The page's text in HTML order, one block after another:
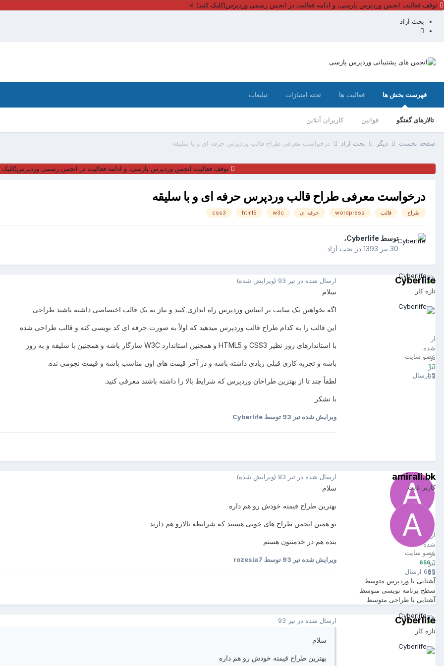
توقف فعالیت انجمن وردپرس پارسی، و ادامه فعالیت در انجمن رسمی وردپرس(کلیک کنید) ×
بحث آزاد
فهرست بخش ها
تالارهای گفتگو قوانین کاربران آنلاین
فعالیت ها تخته امتیازات تبلیغات
صفحه نخست دیگر بحث آزاد درخواست معرفی طراح قالب وردپرس حرفه ای و با سلیقه
توقف فعالیت انجمن وردپرس پارسی، و ادامه فعالیت در انجمن رسمی وردپرس(کلیک
درخواست معرفی طراح قالب وردپرس حرفه ای و با سلیقه
طراح قالب wordpress حرفه ای w3c
html5
css3
توسط Cyberlife،
30 تیر 1393
در بحث آزاد
ارسال
شده
در
تیر
93
Cyberlife
تازه کار
عضو سایت
1
5 ارسال
ارسال شده در تیر 93 (ویرایش شده)
سلام
اگه بخواهین یک سایت بر اساس وردپرس راه اندازی کنید و نیاز به یک قالب اختصاصی داشته باشید طراحی
این قالب را به کدام طراح قالب وردپرس میدهید که اولاً به صورت حرفه ای کد نویسی کنه و قالب طراحی شده
با استاندارهای روز نظیر CSS3 و HTML5 و همچنین استاندارد W3C سازگار باشه و همچنین با سلیقه و به روز
باشه و تجربه کاری قبلی زیادی داشته باشه و در آخر قیمت های اون مناسب باشه و قیمت نجومی نده.
لطفاً چند تا از بهترین طراحان وردپرس که شرایط بالا را داشته باشند معرفی کنید.
با تشکر
ویرایش شده تیر 93 توسط Cyberlife
amirali.bk
ارسال
شده
در
تیر
93
amirali.bk
کاربر ثابت
عضو سایت
656
685 ارسال
آشنایی با وردپرس متوسط
سطح برنامه نویسی متوسط
آشنایی با طراحی متوسط
ارسال شده در تیر 93 (ویرایش شده)
سلام
بهترین طراح قیمته خودش رو هم داره
تو همین انجمن طراح های خوبی هستند که شرایطه بالارو هم دارند
بنده هم در خدمتتون هستم
ویرایش شده تیر 93 توسط rozesia7
Cyberlife
تازه کار
ارسال شده در تیر 93
سلام
بهترین طراح قیمته خودش رو هم داره